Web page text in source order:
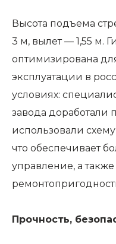
Высота подъема
3 м, вылет — 1,55 м.
оптимизирована
эксплуатации в
условиях:
завода доработали
использовали
что обеспечивает
управление, а
Прочность,